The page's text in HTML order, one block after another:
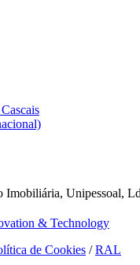
Imobiliária, Unipessoal,
& Technology
de Cookies /RAL